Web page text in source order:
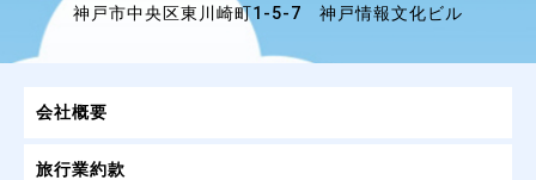
神戸市中央区東川崎町1-5-7 神戸情報文化ビル
会社概要
旅行業約款